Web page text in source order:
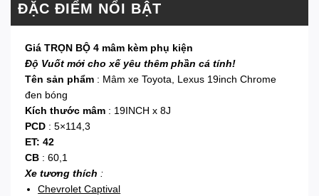
ĐẶC ĐIỂM NỔI BẬT
Giá TRỌN BỘ 4 mâm kèm phụ kiện
Độ Vuốt mới cho xế yêu thêm phần cá tính!
Tên sản phẩm : Mâm xe Toyota, Lexus 19inch Chrome
đen bóng
Kích thước mâm : 19INCH x 8J
PCD : 5×114,3
ET: 42
CB : 60,1
Xe tương thích :
Chevrolet Captival